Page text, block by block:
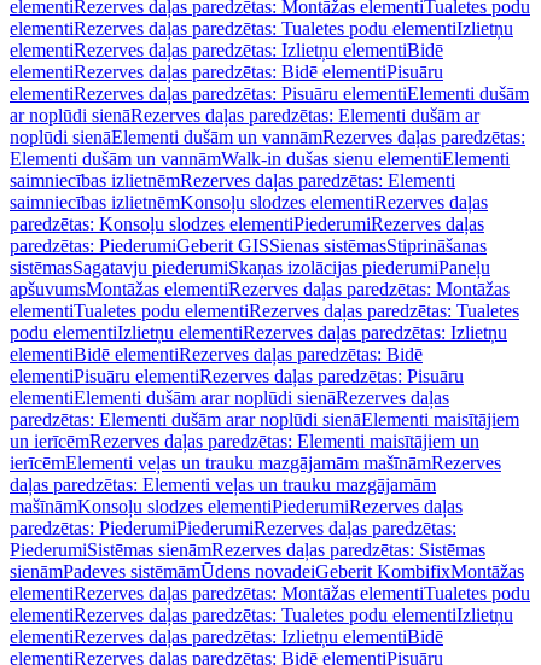
elementiRezerves daļas paredzētas: Montāžas elementiTualetes podu
elementiRezerves daļas paredzētas: Tualetes podu elementiIzlietņu
elementiRezerves daļas paredzētas: Izlietņu elementiBidē
elementiRezerves daļas paredzētas: Bidē elementiPisuāru
elementiRezerves daļas paredzētas: Pisuāru elementiElementi dušām
ar noplūdi sienāRezerves daļas paredzētas: Elementi dušām ar
noplūdi sienāElementi dušām un vannāmRezerves daļas paredzētas:
Elementi dušām un vannāmWalk-in dušas sienu elementiElementi
saimniecības izlietnēmRezerves daļas paredzētas: Elementi
saimniecības izlietnēmKonsoļu slodzes elementiRezerves daļas
paredzētas: Konsoļu slodzes elementiPiederumiRezerves daļas
paredzētas: PiederumiGeberit GISSienas sistēmasStiprināšanas
sistēmasSagatavju piederumiSkaņas izolācijas piederumiPaneļu
apšuvumsMontāžas elementiRezerves daļas paredzētas: Montāžas
elementiTualetes podu elementiRezerves daļas paredzētas: Tualetes
podu elementiIzlietņu elementiRezerves daļas paredzētas: Izlietņu
elementiBidē elementiRezerves daļas paredzētas: Bidē
elementiPisuāru elementiRezerves daļas paredzētas: Pisuāru
elementiElementi dušām arar noplūdi sienāRezerves daļas
paredzētas: Elementi dušām arar noplūdi sienāElementi maisītājiem
un ierīcēmRezerves daļas paredzētas: Elementi maisītājiem un
ierīcēmElementi veļas un trauku mazgājamām mašīnāmRezerves
daļas paredzētas: Elementi veļas un trauku mazgājamām
mašīnāmKonsoļu slodzes elementiPiederumiRezerves daļas
paredzētas: PiederumiPiederumiRezerves daļas paredzētas:
PiederumiSistēmas sienāmRezerves daļas paredzētas: Sistēmas
sienāmPadeves sistēmāmŪdens novadeiGeberit KombifixMontāžas
elementiRezerves daļas paredzētas: Montāžas elementiTualetes podu
elementiRezerves daļas paredzētas: Tualetes podu elementiIzlietņu
elementiRezerves daļas paredzētas: Izlietņu elementiBidē
elementiRezerves daļas paredzētas: Bidē elementiPisuāru